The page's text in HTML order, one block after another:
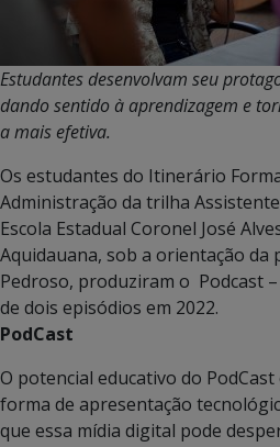
Estudantes desenvolvam seu
dando sentido à aprendizagem e
a mais efetiva.
Os estudantes do Itinerário
Administração da trilha
Escola Estadual Coronel José
Aquidauana, sob a orientação da
Pedroso, produziram o Podcast –
de dois episódios em 2022.
PodCast
O potencial educativo do
forma de apresentação
que essa mídia digital pode